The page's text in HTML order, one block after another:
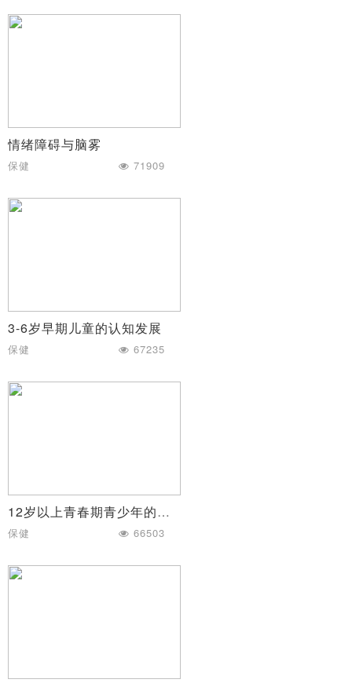
情绪障碍与脑雾
保健 71909
3-6岁早期儿童的认知发展
保健 67235
12岁以上青春期青少年的认知发展
保健 66503